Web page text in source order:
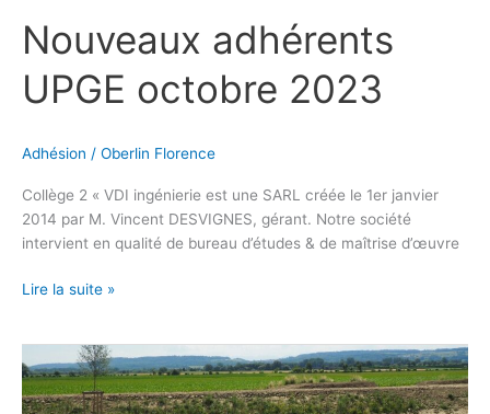
Nouveaux adhérents
UPGE octobre 2023
Adhésion / Oberlin Florence
Collège 2 « VDI ingénierie est une SARL créée le 1er janvier
2014 par M. Vincent DESVIGNES, gérant. Notre société
intervient en qualité de bureau d’études & de maîtrise d’œuvre
Lire la suite »
Nouveaux
adhérents
UPGE